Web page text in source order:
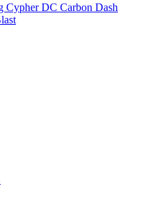
Cypher DC Carbon Dash